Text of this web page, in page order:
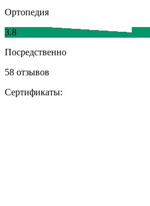
Ортопедия
3.8
Посредственно
58 отзывов
Сертификаты: